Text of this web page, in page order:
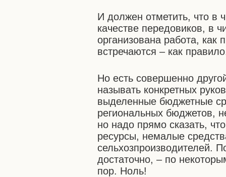
И должен отметить, что в
качестве передовиков, в
организована работа,
встречаются – как
Но есть совершенно
называть конкретных
выделенные бюджетные
региональных бюджетов,
но надо прямо сказать,
ресурсы, немалые
сельхозпроизводителей.
достаточно, – по
пор. Ноль!